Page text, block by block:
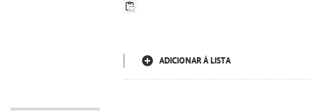
ADICIONAR À LISTA